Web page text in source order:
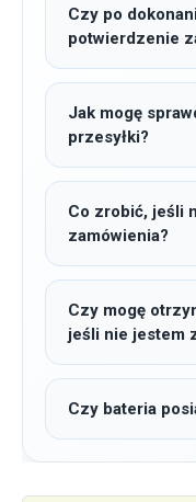
Czy po
potwierdzenie
Jak mogę
przesyłki?
Co zrobić, jeśli
zamówienia?
Czy mogę
jeśli nie jestem
Czy bateria